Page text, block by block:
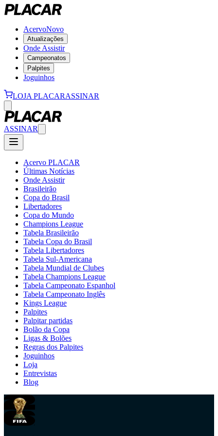
AcervoNovo
Atualizações
Onde Assistir
Campeonatos
Palpites
Joguinhos
LOJA PLACARASSINAR
ASSINAR
Acervo PLACAR
Últimas Notícias
Onde Assistir
Brasileirão
Copa do Brasil
Libertadores
Copa do Mundo
Champions League
Tabela Brasileirão
Tabela Copa do Brasil
Tabela Libertadores
Tabela Sul-Americana
Tabela Mundial de Clubes
Tabela Champions League
Tabela Campeonato Espanhol
Tabela Campeonato Inglês
Kings League
Palpites
Palpitar partidas
Bolão da Copa
Ligas & Bolões
Regras dos Palpites
Joguinhos
Loja
Entrevistas
Blog